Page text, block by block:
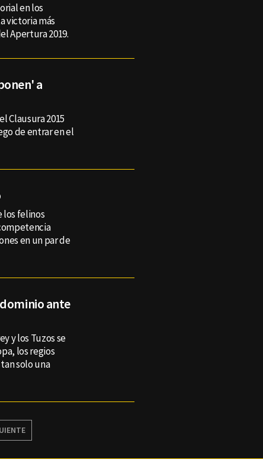
en los
victoria más
Apertura 2019.
a
Clausura 2015
de entrar en el
los felinos
en un par de
ante
y los Tuzos se
los regios
solo una